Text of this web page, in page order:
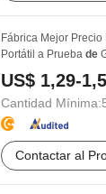
Fábrica Mejor Precio
Portátil a Prueba de
US$ 1,29-
Cantidad Mínima:
Contactar al